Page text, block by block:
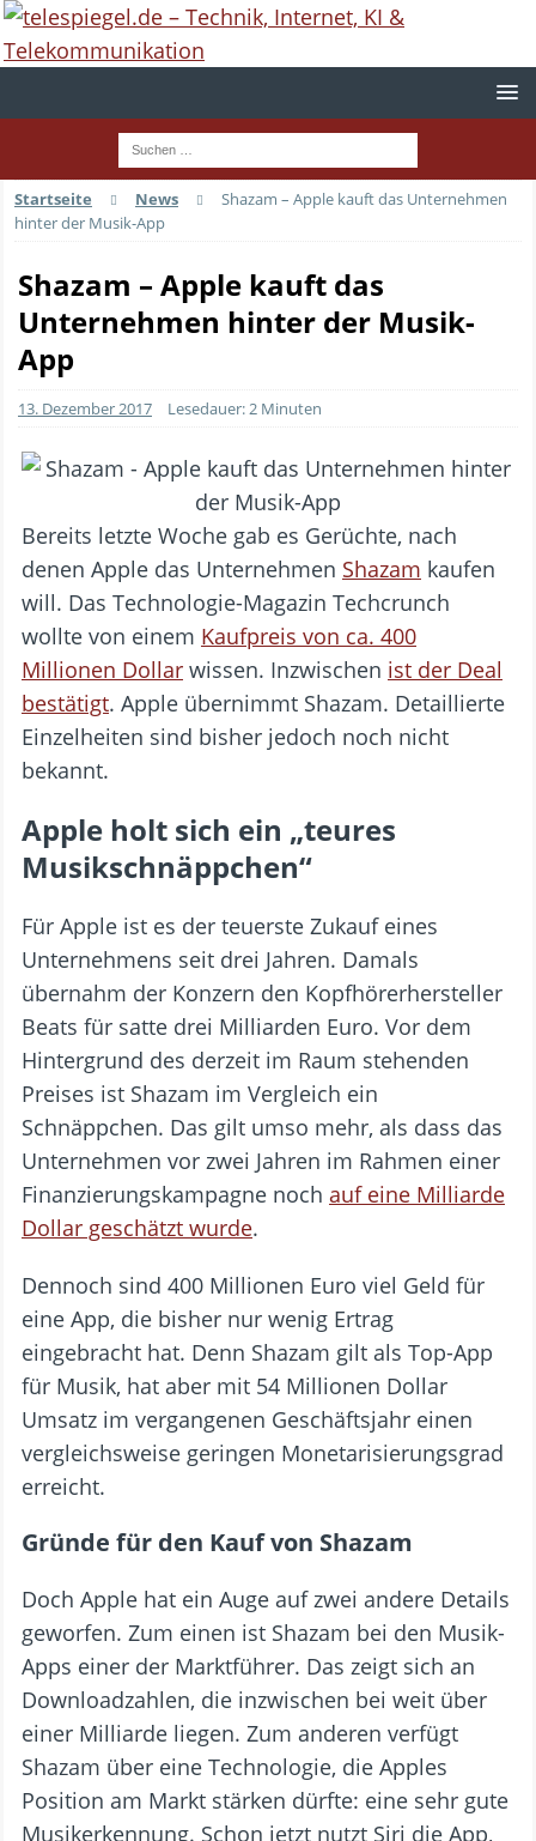
Startseite News
Shazam – Apple kauft das Unternehmen
hinter der Musik-App
Shazam – Apple kauft das
Unternehmen hinter der Musik-
App
13. Dezember 2017 Lesedauer: 2 Minuten
Bereits letzte Woche gab es Gerüchte, nach
denen Apple das Unternehmen Shazam kaufen
will. Das Technologie-Magazin Techcrunch
wollte von einem Kaufpreis von ca. 400
Millionen Dollar wissen. Inzwischen ist der Deal
bestätigt. Apple übernimmt Shazam. Detaillierte
Einzelheiten sind bisher jedoch noch nicht
bekannt.
Apple holt sich ein „teures
Musikschnäppchen“
Für Apple ist es der teuerste Zukauf eines
Unternehmens seit drei Jahren. Damals
übernahm der Konzern den Kopfhörerhersteller
Beats für satte drei Milliarden Euro. Vor dem
Hintergrund des derzeit im Raum stehenden
Preises ist Shazam im Vergleich ein
Schnäppchen. Das gilt umso mehr, als dass das
Unternehmen vor zwei Jahren im Rahmen einer
Finanzierungskampagne noch auf eine Milliarde
Dollar geschätzt wurde.
Dennoch sind 400 Millionen Euro viel Geld für
eine App, die bisher nur wenig Ertrag
eingebracht hat. Denn Shazam gilt als Top-App
für Musik, hat aber mit 54 Millionen Dollar
Umsatz im vergangenen Geschäftsjahr einen
vergleichsweise geringen Monetarisierungsgrad
erreicht.
Gründe für den Kauf von Shazam
Doch Apple hat ein Auge auf zwei andere Details
geworfen. Zum einen ist Shazam bei den Musik-
Apps einer der Marktführer. Das zeigt sich an
Downloadzahlen, die inzwischen bei weit über
einer Milliarde liegen. Zum anderen verfügt
Shazam über eine Technologie, die Apples
Position am Markt stärken dürfte: eine sehr gute
Musikerkennung. Schon jetzt nutzt Siri die App,